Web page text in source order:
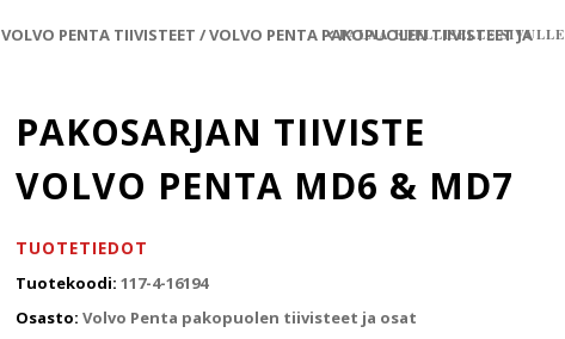
VOLVO PENTA TIIVISTEET /VOLVO PENTA PAKOPUOLEN TIIVISTEET JA
PALAA EDELLISELLE SIVULLE
PAKOSARJAN TIIVISTE
VOLVO PENTA MD6 & MD7
TUOTETIEDOT
Tuotekoodi: 117-4-16194
Osasto: Volvo Penta pakopuolen tiivisteet ja osat